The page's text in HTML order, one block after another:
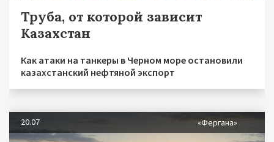
Труба, от которой зависит
Казахстан
Как атаки на танкеры в Черном море остановили
казахстанский нефтяной экспорт
20.07 «Фергана»